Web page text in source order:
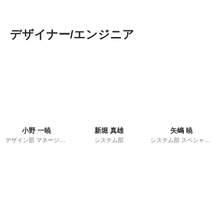
デザイナー/エンジニア
小野 一暁 新堀 真雄
システム部
矢嶋 暁